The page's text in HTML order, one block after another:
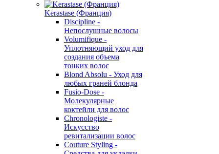
Kerastase (Франция)
Discipline -
Непослушные волосы
Volumifique -
Уплотняющий уход для
создания объема
тонких волос
Blond Absolu - Уход для
любых граней блонда
Fusio-Dose -
Молекулярные
коктейли для волос
Chronologiste -
Искусство
ревитализации волос
Couture Styling -